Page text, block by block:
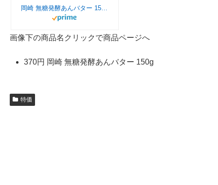
画像下の商品名クリックで商品ページへ
370円 岡崎 無糖発酵あんバター 150g
特価